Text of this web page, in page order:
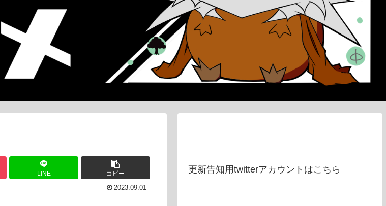
LINE コピー
2023.09.01
更新告知用twitterアカウントはこちら